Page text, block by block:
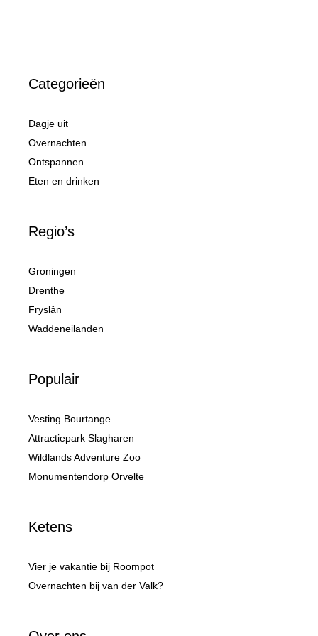
Categorieën
Dagje uit
Overnachten
Ontspannen
Eten en drinken
Regio’s
Groningen
Drenthe
Fryslân
Waddeneilanden
Populair
Vesting Bourtange
Attractiepark Slagharen
Wildlands Adventure Zoo
Monumentendorp Orvelte
Ketens
Vier je vakantie bij Roompot
Overnachten bij van der Valk?